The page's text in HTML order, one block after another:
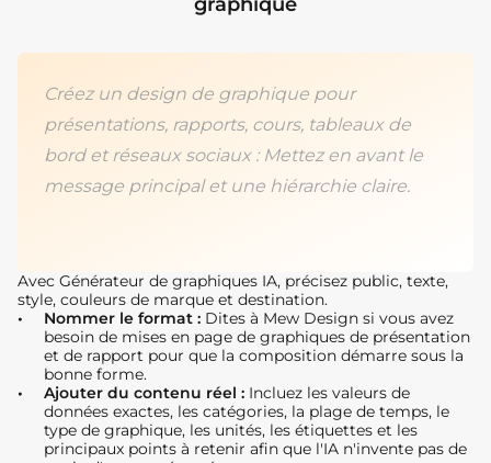
Créez un design de graphique pour
présentations, rapports, cours, tableaux de
bord et réseaux sociaux : Mettez en avant le
message principal et une hiérarchie claire.
Avec Générateur de graphiques IA, précisez public, texte,
style, couleurs de marque et destination.
Nommer le format : Dites à Mew Design si vous avez
besoin de mises en page de graphiques de présentation
et de rapport pour que la composition démarre sous la
bonne forme.
Ajouter du contenu réel : Incluez les valeurs de
données exactes, les catégories, la plage de temps, le
type de graphique, les unités, les étiquettes et les
principaux points à retenir afin que l'IA n'invente pas de